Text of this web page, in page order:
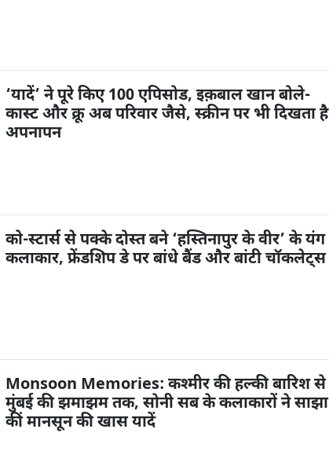
‘यादें’ ने पूरे किए 100 एपिसोड, इक़बाल खान बोले-
कास्ट और क्रू अब परिवार जैसे, स्क्रीन पर भी दिखता है
अपनापन
को-स्टार्स से पक्के दोस्त बने ‘हस्तिनापुर के वीर’ के यंग
कलाकार, फ्रेंडशिप डे पर बांधे बैंड और बांटी चॉकलेट्स
Monsoon Memories: कश्मीर की हल्की बारिश से
मुंबई की झमाझम तक, सोनी सब के कलाकारों ने साझा
कीं मानसून की खास यादें